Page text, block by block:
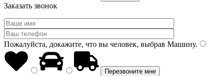
Заказать звонок
Пожалуйста, докажите, что вы человек, выбрав Машину.